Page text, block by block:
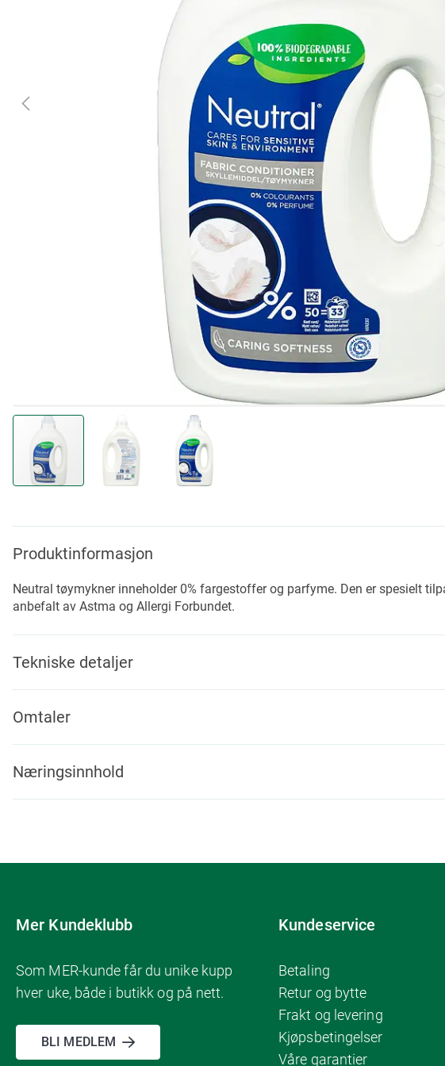
the
beginning
the
images
Produktinformasjon
Neutral tøymykner inneholder 0% fargestoffer og parfyme. Den er spesielt
anbefalt av Astma og Allergi Forbundet.
Tekniske detaljer
Omtaler
Næringsinnhold
Mer Kundeklubb
Som MER-kunde får du unike kupp
hver uke, både i butikk og på nett.
BLI MEDLEM
Kundeservice
Betaling
Retur og bytte
Frakt og levering
Kjøpsbetingelser
Våre garantier